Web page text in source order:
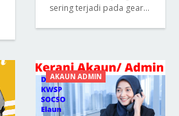
sering terjadi pada gear…
AKAUN ADMIN